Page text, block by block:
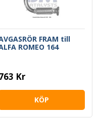
FRAM till
ROMEO 164
Kr
KÖP